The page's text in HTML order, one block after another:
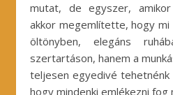
mutat, de egyszer, amikor
akkor megemlítette, hogy mi
öltönyben, elegáns
szertartáson, hanem a
teljesen egyedivé
hogy mindenki emlékezni fog